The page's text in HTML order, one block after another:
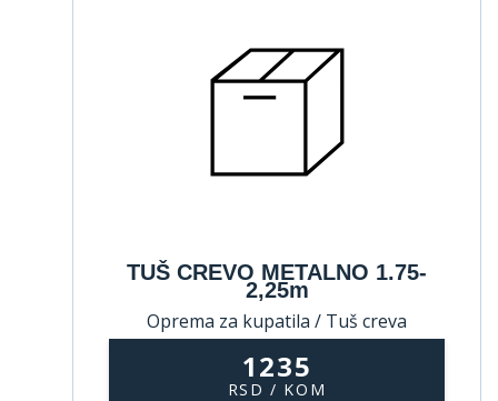
TUŠ CREVO METALNO 1.75-
2,25m
Oprema za kupatila / Tuš creva
1235
RSD / KOM